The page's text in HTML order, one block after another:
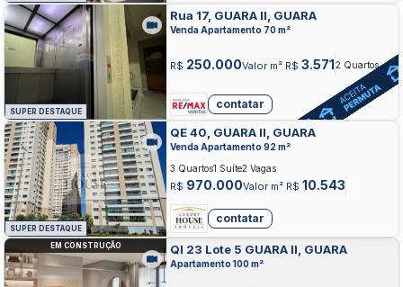
SUPER DESTAQUE
Rua 17, GUARA II, GUARA
Venda Apartamento 70 m²
R$ 250.000Valor m² R$ 3.5712 Quartos
contatar
SUPER DESTAQUE
QE 40, GUARA II, GUARA
Venda Apartamento 92 m²
R$ 970.000Valor m² R$ 10.543
3 Quartos1 Suíte2 Vagas
contatar
EM CONSTRUÇÃO QI 23 Lote 5 GUARA II, GUARA
Apartamento 100 m²